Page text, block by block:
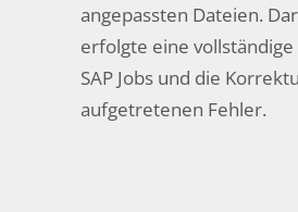
angepassten Dateien.
erfolgte eine
SAP Jobs und die
aufgetretenen Fehler.